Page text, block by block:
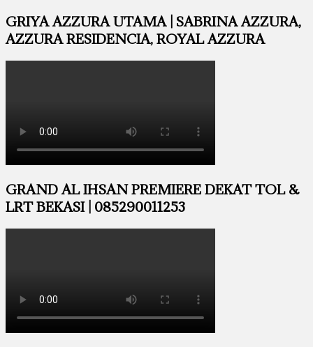
GRIYA AZZURA UTAMA | SABRINA AZZURA,
AZZURA RESIDENCIA, ROYAL AZZURA
GRAND AL IHSAN PREMIERE DEKAT TOL &
LRT BEKASI | 085290011253